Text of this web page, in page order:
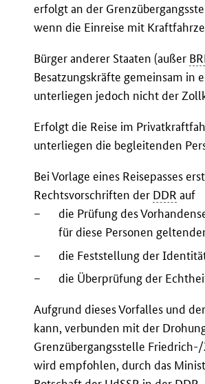
erfolgt an der
wenn die Einreise mit
Bürger anderer Staaten (außer
Besatzungskräfte gemeinsam
unterliegen jedoch nicht der
Erfolgt die Reise im
unterliegen die begleitenden
Bei Vorlage eines Reisepasses
Rechtsvorschriften der DDR auf
–
die Prüfung des
für diese Personen
–
die Feststellung der
–
die Überprüfung der
Aufgrund dieses Vorfalles und
kann, verbunden mit der
Grenzübergangsstelle
wird empfohlen, durch das